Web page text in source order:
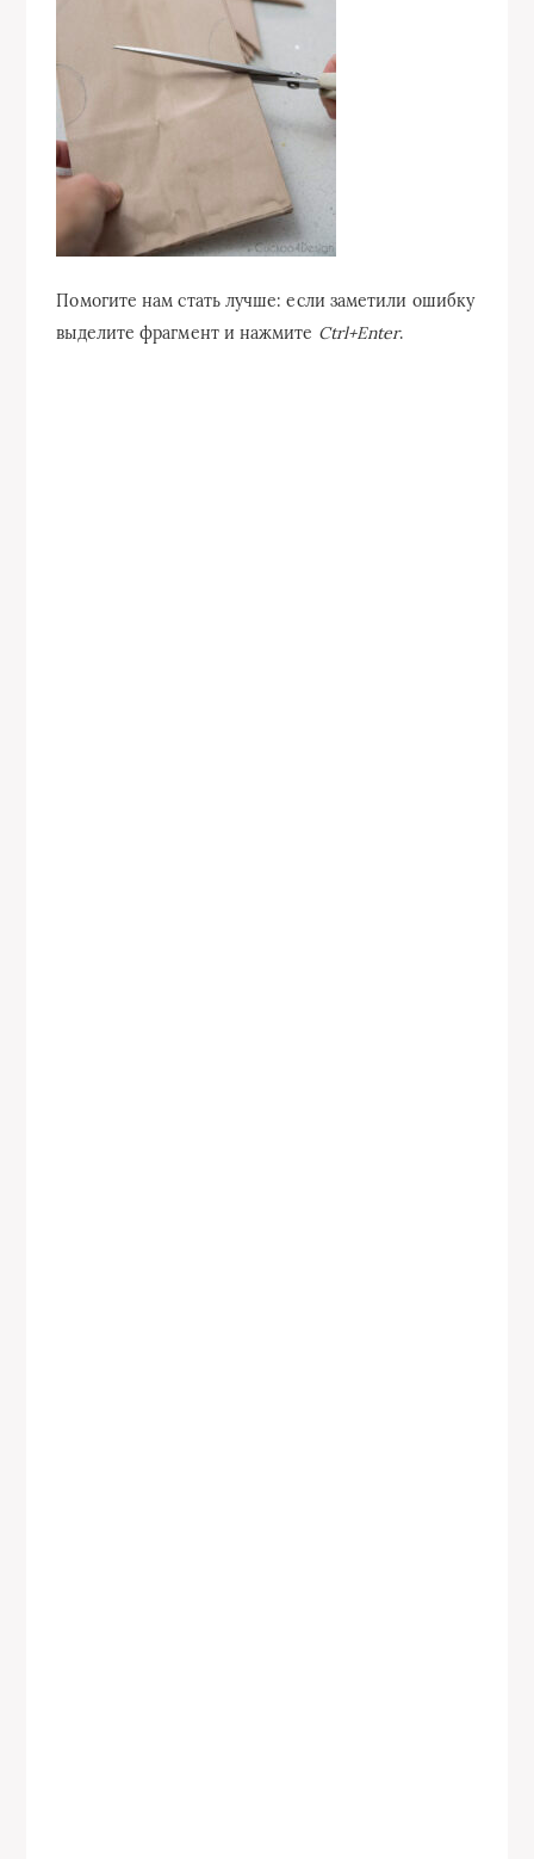
Помогите нам стать лучше: если заметили ошибку
выделите фрагмент и нажмите Ctrl+Enter.